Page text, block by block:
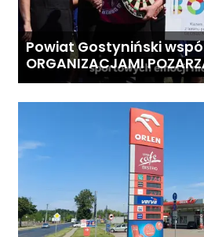
Powiat Gostyniński
ORGANIZACJAMI
o środki z Budżetu